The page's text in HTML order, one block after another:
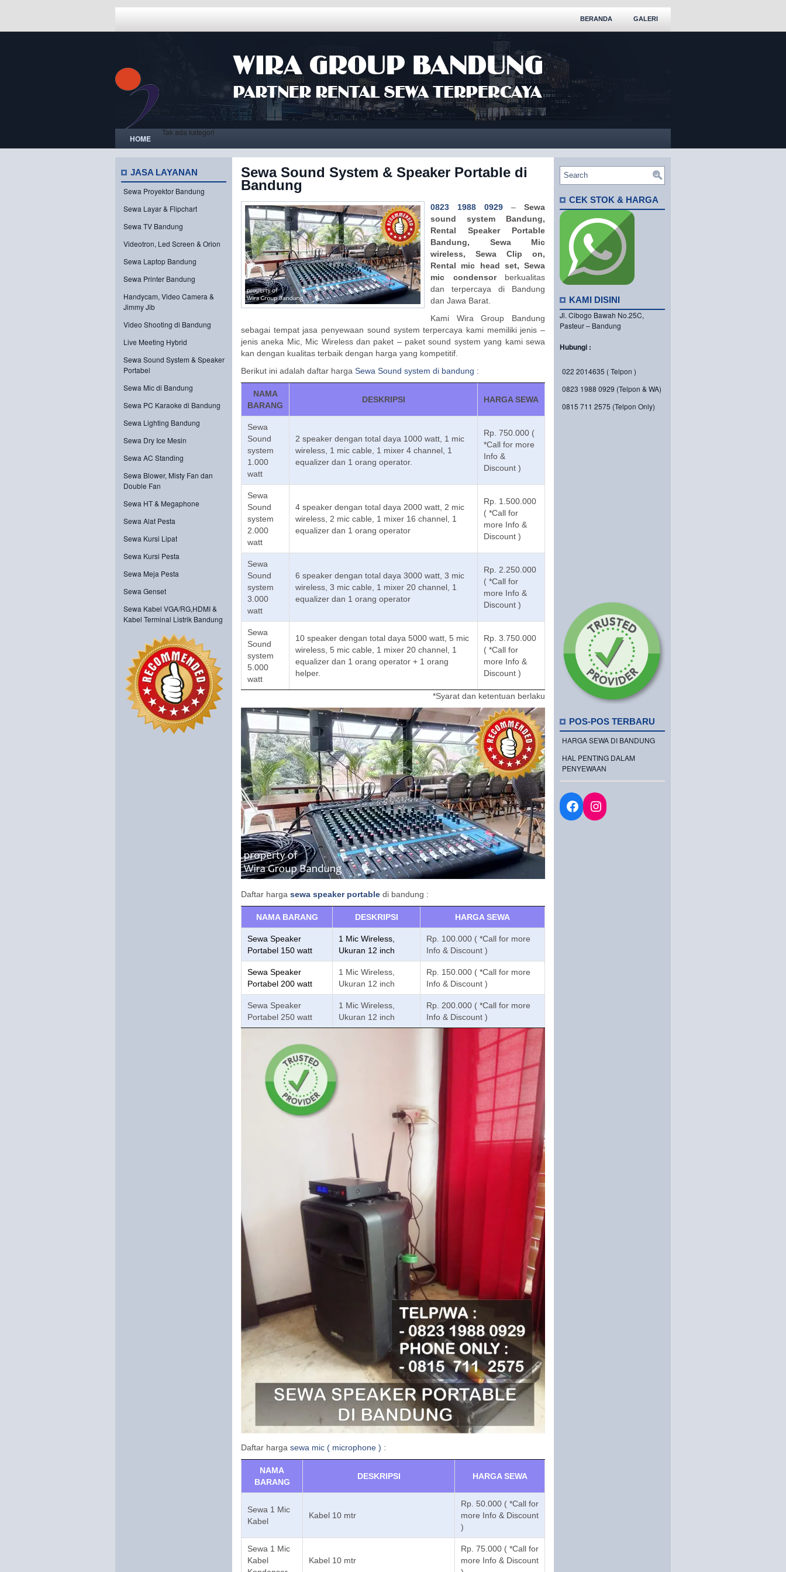
BERANDA GALERI
HOME
Tak ada kategori
JASA LAYANAN
Sewa Proyektor Bandung
Sewa Layar & Flipchart
Sewa TV Bandung
Videotron, Led Screen & Orion
Sewa Laptop Bandung
Sewa Printer Bandung
Handycam, Video Camera &
Jimmy Jib
Video Shooting di Bandung
Live Meeting Hybrid
Sewa Sound System & Speaker
Portabel
Sewa Mic di Bandung
Sewa PC Karaoke di Bandung
Sewa Lighting Bandung
Sewa Dry Ice Mesin
Sewa AC Standing
Sewa Blower, Misty Fan dan
Double Fan
Sewa HT & Megaphone
Sewa Alat Pesta
Sewa Kursi Lipat
Sewa Kursi Pesta
Sewa Meja Pesta
Sewa Genset
Sewa Kabel VGA/RG,HDMI &
Kabel Terminal Listrik Bandung
Sewa Sound System & Speaker Portable di
Bandung
0823 1988 0929 – Sewa
sound system Bandung,
Rental Speaker Portable
Bandung, Sewa Mic
wireless, Sewa Clip on,
Rental mic head set, Sewa
mic condensorberkualitas
dan terpercaya di Bandung
dan Jawa Barat.
Kami Wira Group Bandung
sebagai tempat jasa penyewaan sound system terpercaya kami memiliki jenis –
jenis aneka Mic, Mic Wireless dan paket – paket sound system yang kami sewa
kan dengan kualitas terbaik dengan harga yang kompetitif.
Berikut ini adalah daftar harga Sewa Sound system di bandung :
NAMA
BARANG
DESKRIPSI HARGA SEWA
Sewa
Sound
system
1.000
watt
2 speaker dengan total daya 1000 watt, 1 mic
wireless, 1 mic cable, 1 mixer 4 channel, 1
equalizer dan 1 orang operator.
Rp. 750.000 (
*Call for more
Info &
Discount )
Sewa
Sound
system
2.000
watt
4 speaker dengan total daya 2000 watt, 2 mic
wireless, 2 mic cable, 1 mixer 16 channel, 1
equalizer dan 1 orang operator
Rp. 1.500.000
( *Call for
more Info &
Discount )
Sewa
Sound
system
3.000
watt
6 speaker dengan total daya 3000 watt, 3 mic
wireless, 3 mic cable, 1 mixer 20 channel, 1
equalizer dan 1 orang operator
Rp. 2.250.000
( *Call for
more Info &
Discount )
Sewa
Sound
system
5.000
watt
10 speaker dengan total daya 5000 watt, 5 mic
wireless, 5 mic cable, 1 mixer 20 channel, 1
equalizer dan 1 orang operator + 1 orang
helper.
Rp. 3.750.000
( *Call for
more Info &
Discount )
*Syarat dan ketentuan berlaku
Daftar harga sewa speaker portable di bandung :
NAMA BARANG DESKRIPSI HARGA SEWA
Sewa Speaker
Portabel 150 watt
1 Mic Wireless,
Ukuran 12 inch
Rp. 100.000 ( *Call for more
Info & Discount )
Sewa Speaker
Portabel 200 watt
1 Mic Wireless,
Ukuran 12 inch
Rp. 150.000 ( *Call for more
Info & Discount )
Sewa Speaker
Portabel 250 watt
1 Mic Wireless,
Ukuran 12 inch
Rp. 200.000 ( *Call for more
Info & Discount )
Daftar harga sewa mic ( microphone ) :
NAMA
BARANG
DESKRIPSI HARGA SEWA
Sewa 1 Mic
Kabel
Kabel 10 mtr
Rp. 50.000 ( *Call for
more Info & Discount
)
Sewa 1 Mic
Kabel
Kabel 10 mtr
Rp. 75.000 ( *Call for
more Info & Discount
CEK STOK & HARGA
KAMI DISINI
Jl. Cibogo Bawah No.25C,
Pasteur – Bandung
Hubungi :
022 2014635 ( Telpon )
0823 1988 0929 (Telpon & WA)
0815 711 2575 (Telpon Only)
POS-POS TERBARU
HARGA SEWA DI BANDUNG
HAL PENTING DALAM
PENYEWAAN